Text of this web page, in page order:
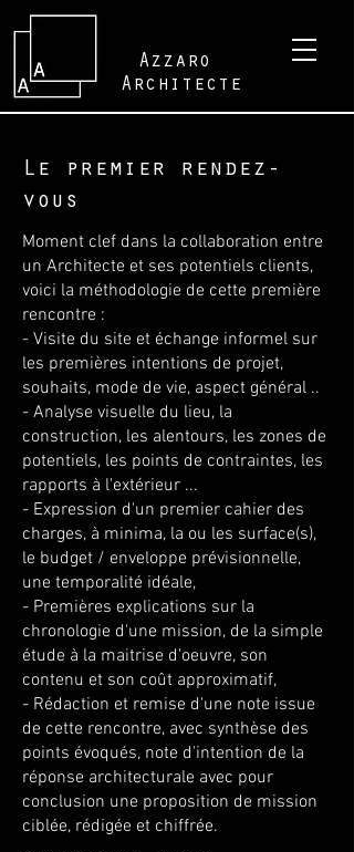
Architecte
Azzaro
Le premier rendez-
vous
Moment clef dans la collaboration entre
un Architecte et ses potentiels clients,
voici la méthodologie de cette première
rencontre :
- Visite du site et échange informel sur
les premières intentions de projet,
souhaits, mode de vie, aspect général ..
- Analyse visuelle du lieu, la
construction, les alentours, les zones de
potentiels, les points de contraintes, les
rapports à l'extérieur ...
- Expression d'un premier cahier des
charges, à minima, la ou les surface(s),
le budget / enveloppe prévisionnelle,
une temporalité idéale,
- Premières explications sur la
chronologie d'une mission, de la simple
étude à la maitrise d'oeuvre, son
contenu et son coût approximatif,
- Rédaction et remise d'une note issue
de cette rencontre, avec synthèse des
points évoqués, note d'intention de la
réponse architecturale avec pour
conclusion une proposition de mission
ciblée, rédigée et chiffrée.